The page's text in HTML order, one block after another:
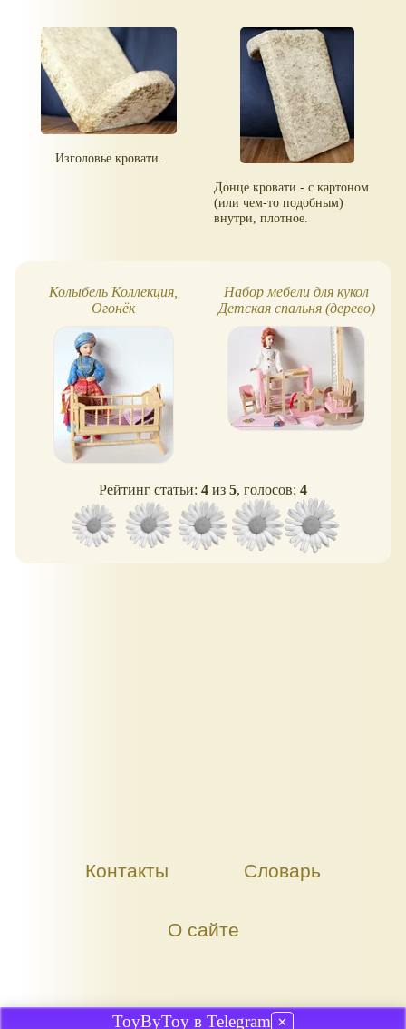
Изголовье кровати.
Донце кровати - с картоном
(или чем-то подобным)
внутри, плотное.
Колыбель Коллекция,
Огонёк
Набор мебели для кукол
Детская спальня (дерево)
Рейтинг статьи: 4 из 5, голосов: 4
Контакты Словарь
О сайте
ToyByToy в Telegram ✕